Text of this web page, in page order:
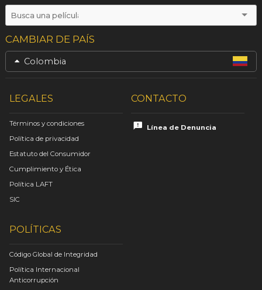
CAMBIAR DE PAÍS
Colombia
LEGALES
Términos y condiciones
Política de privacidad
Estatuto del Consumidor
Cumplimiento y Ética
Política LAFT
SIC
CONTACTO
Línea de Denuncia
POLÍTICAS
Código Global de Integridad
Política Internacional
Anticorrupción